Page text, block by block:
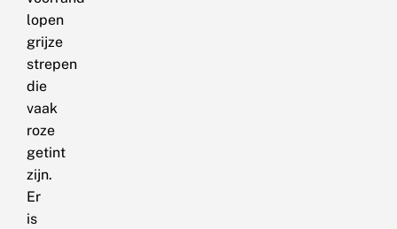
lopen
grijze
strepen
die
vaak
roze
getint
zijn.
Er
is